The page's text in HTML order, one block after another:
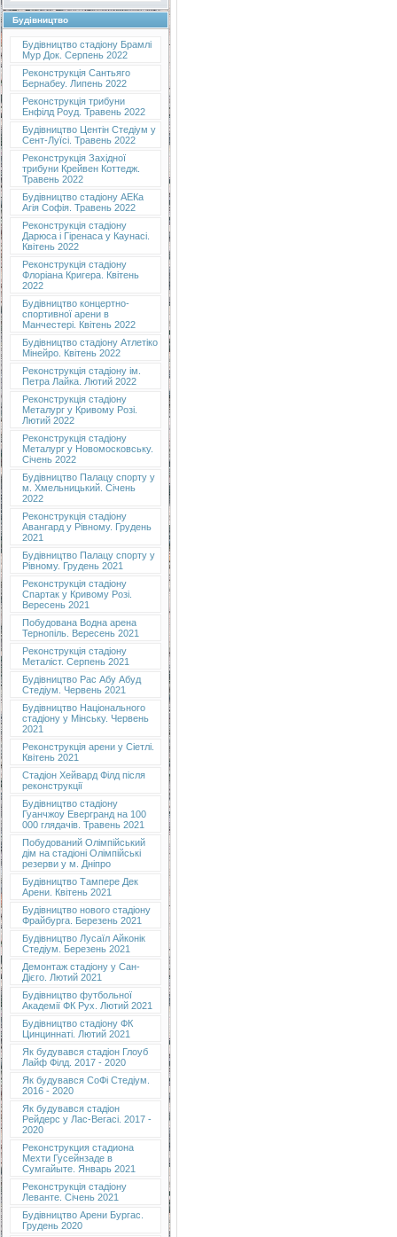
Будівництво
Будівництво стадіону Брамлі
Мур Док. Серпень 2022
Реконструкція Сантьяго
Бернабеу. Липень 2022
Реконструкція трибуни
Енфілд Роуд. Травень 2022
Будівництво Центін Стедіум у
Сент-Луїсі. Травень 2022
Реконструкція Західної
трибуни Крейвен Коттедж.
Травень 2022
Будівництво стадіону АЕКа
Агія Софія. Травень 2022
Реконструкція стадіону
Дарюса і Гіренаса у Каунасі.
Квітень 2022
Реконструкція стадіону
Флоріана Кригера. Квітень
2022
Будівництво концертно-
спортивної арени в
Манчестері. Квітень 2022
Будівництво стадіону Атлетіко
Мінейро. Квітень 2022
Реконструкція стадіону ім.
Петра Лайка. Лютий 2022
Реконструкція стадіону
Металург у Кривому Розі.
Лютий 2022
Реконструкція стадіону
Металург у Новомосковську.
Січень 2022
Будівництво Палацу спорту у
м. Хмельницький. Січень
2022
Реконструкція стадіону
Авангард у Рівному. Грудень
2021
Будівництво Палацу спорту у
Рівному. Грудень 2021
Реконструкція стадіону
Спартак у Кривому Розі.
Вересень 2021
Побудована Водна арена
Тернопіль. Вересень 2021
Реконструкція стадіону
Металіст. Серпень 2021
Будівництво Рас Абу Абуд
Стедіум. Червень 2021
Будівництво Національного
стадіону у Мінську. Червень
2021
Реконструкція арени у Сіетлі.
Квітень 2021
Стадіон Хейвард Філд після
реконструкції
Будівництво стадіону
Гуанчжоу Евергранд на 100
000 глядачів. Травень 2021
Побудований Олімпійський
дім на стадіоні Олімпійські
резерви у м. Дніпро
Будівництво Тампере Дек
Арени. Квітень 2021
Будівництво нового стадіону
Фрайбурга. Березень 2021
Будівництво Лусаїл Айконік
Стедіум. Березень 2021
Демонтаж стадіону у Сан-
Дієго. Лютий 2021
Будівництво футбольної
Академії ФК Рух. Лютий 2021
Будівництво стадіону ФК
Цинциннаті. Лютий 2021
Як будувався стадіон Глоуб
Лайф Філд. 2017 - 2020
Як будувався СоФі Стедіум.
2016 - 2020
Як будувався стадіон
Рейдерс у Лас-Вегасі. 2017 -
2020
Реконструкция стадиона
Мехти Гусейнзаде в
Сумгайыте. Январь 2021
Реконструкція стадіону
Леванте. Січень 2021
Будівництво Арени Бургас.
Грудень 2020